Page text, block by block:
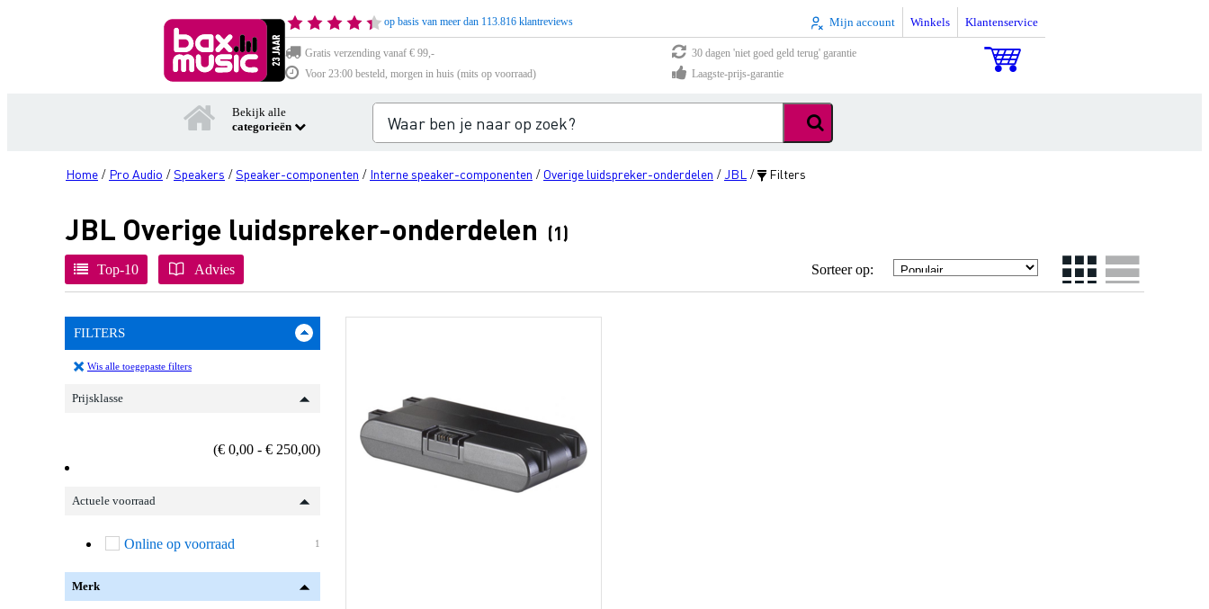
op basis van meer dan 113.816 klantreviews Mijn account Winkels Klantenservice
Gratis verzending vanaf € 99,-
30 dagen 'niet goed geld terug' garantie
Voor 23:00 besteld, morgen in huis (mits op voorraad)
Laagste-prijs-garantie
Bekijk alle
categorieën
Home / Pro Audio /Speakers /Speaker-componenten / Interne speaker-componenten / Overige luidspreker-onderdelen / JBL / Filters
JBL Overige luidspreker-onderdelen (1)
Top-10 Advies Sorteer op:
FILTERS
Wis alle toegepaste filters
Prijsklasse
(€ 0,00 - € 250,00)
Actuele voorraad
1
Online op voorraad
Merk